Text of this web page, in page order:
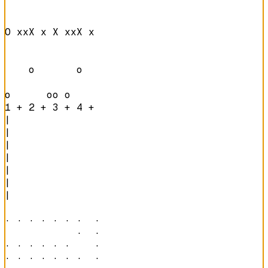
O xxX x X xxX x
    o       o
o      oo o
1 + 2 + 3 + 4 +
|
|
|
|
|
|
|
· · · · · · ·  ·
            ·  ·
· · · · · ·    ·
· · · · · · ·  ·